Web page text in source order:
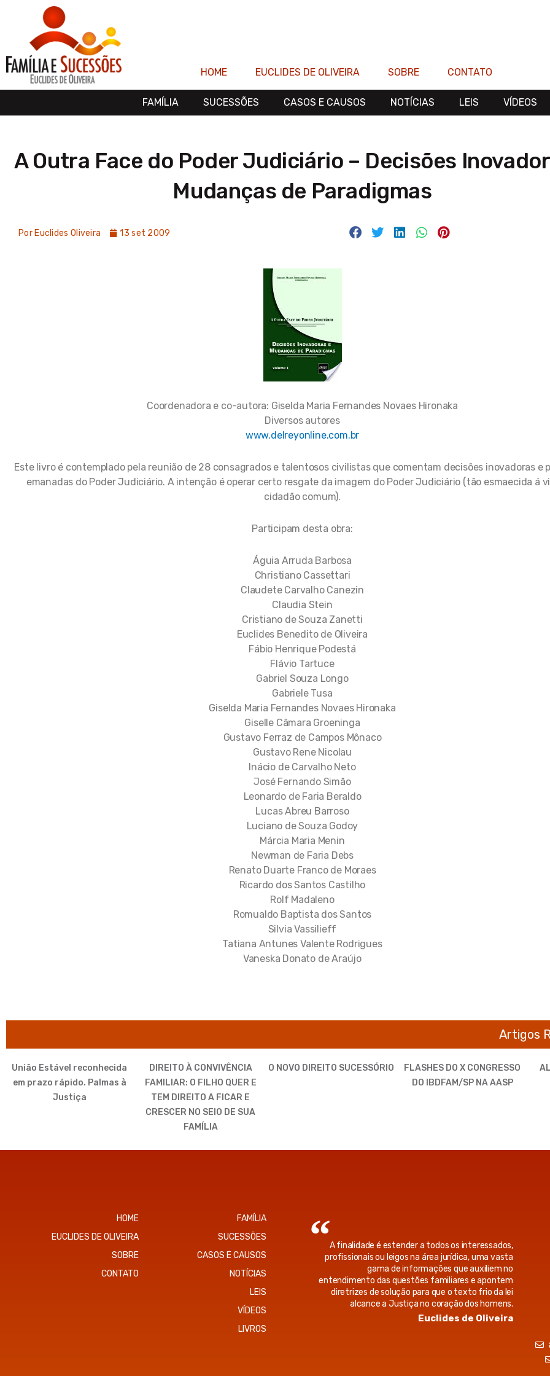
conteúdo
HOME
EUCLIDES DE OLIVEIRA SOBRE CONTATO
FAMÍLIA SUCESSÕES CASOS E CAUSOS NOTÍCIAS LEIS VÍDEOS
A Outra Face do Poder Judiciário – Decisões
Mudanças de Paradigmas
Por Euclides Oliveira 13 set 2009
Coordenadora e co-autora: Giselda Maria Fernandes Novaes Hironaka
Diversos autores
www.delreyonline.com.br
Este livro é contemplado pela reunião de 28 consagrados e talentosos civilistas que comentam decisões inovadoras e
emanadas do Poder Judiciário. A intenção é operar certo resgate da imagem do Poder Judiciário (tão esmaecida á
cidadão comum).
Participam desta obra:
Águia Arruda Barbosa
Christiano Cassettari
Claudete Carvalho Canezin
Claudia Stein
Cristiano de Souza Zanetti
Euclides Benedito de Oliveira
Fábio Henrique Podestá
Flávio Tartuce
Gabriel Souza Longo
Gabriele Tusa
Giselda Maria Fernandes Novaes Hironaka
Giselle Câmara Groeninga
Gustavo Ferraz de Campos Mônaco
Gustavo Rene Nicolau
Inácio de Carvalho Neto
José Fernando Simão
Leonardo de Faria Beraldo
Lucas Abreu Barroso
Luciano de Souza Godoy
Márcia Maria Menin
Newman de Faria Debs
Renato Duarte Franco de Moraes
Ricardo dos Santos Castilho
Rolf Madaleno
Romualdo Baptista dos Santos
Silvia Vassilieff
Tatiana Antunes Valente Rodrigues
Vaneska Donato de Araújo
Artigos
União Estável reconhecida
em prazo rápido. Palmas à
Justiça
DIREITO À CONVIVÊNCIA
FAMILIAR: O FILHO QUER E
TEM DIREITO A FICAR E
CRESCER NO SEIO DE SUA
FAMÍLIA
O NOVO DIREITO SUCESSÓRIO
FLASHES DO X CONGRESSO
DO IBDFAM/SP NA AASP
HOME
EUCLIDES DE OLIVEIRA
SOBRE
CONTATO
FAMÍLIA
SUCESSÕES
CASOS E CAUSOS
NOTÍCIAS
LEIS
VÍDEOS
LIVROS
A finalidade é estender a todos os interessados,
profissionais ou leigos na área jurídica, uma vasta
gama de informações que auxiliem no
entendimento das questões familiares e apontem
diretrizes de solução para que o texto frio da lei
alcance a Justiça no coração dos homens.
Euclides de Oliveira